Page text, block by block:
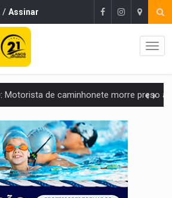
/ Assinar
Seis lugares gratuitos para aproveitar o fim de semana
FTICCO e Força Tática prendem membro do CV com arma e drogas
Prefeitura fortalece parceria com a APAE para ampliar ações
Exército testa inovações no combate a drones durante
SOCIOAMBIENTAIS:Em Itapuã do Oeste, CINEMAZÔNIA leva cinema